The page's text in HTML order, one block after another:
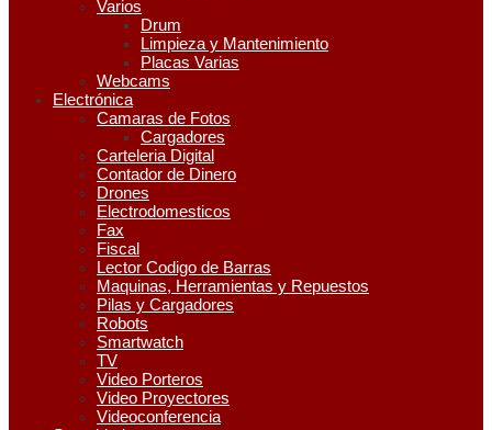
Varios
Drum
Limpieza y Mantenimiento
Placas Varias
Webcams
Electrónica
Camaras de Fotos
Cargadores
Carteleria Digital
Contador de Dinero
Drones
Electrodomesticos
Fax
Fiscal
Lector Codigo de Barras
Maquinas, Herramientas y Repuestos
Pilas y Cargadores
Robots
Smartwatch
TV
Video Porteros
Video Proyectores
Videoconferencia